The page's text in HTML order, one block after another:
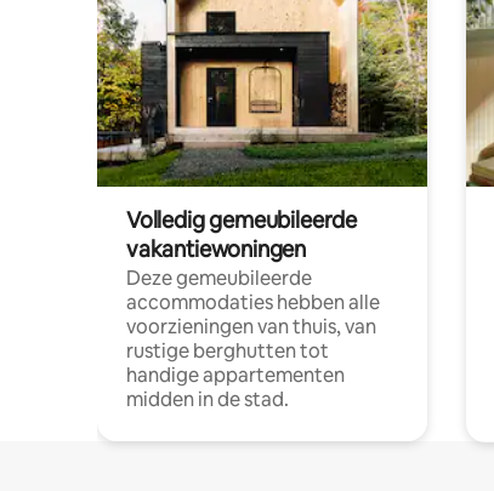
Volledig gemeubileerde
vakantiewoningen
Deze gemeubileerde
accommodaties hebben alle
voorzieningen van thuis, van
rustige berghutten tot
handige appartementen
midden in de stad.